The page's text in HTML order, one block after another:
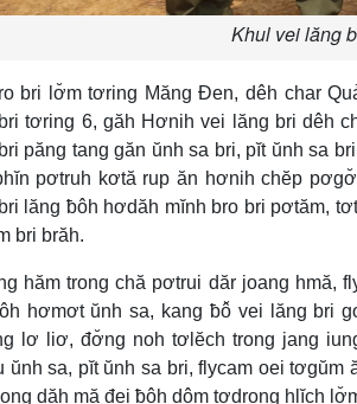
Khul vei lăng
bri lơ̆m tơring Măng Đen, dêh char
tơring 6, găh Hơnih vei lăng bri dêh
păng tang găn ŭnh sa bri, pĭt ŭnh sa
pơtruh kơtă rup ăn hơnih chĕp
lăng ƀôh hơdăh mĭnh bro bri pơtăm,
bri brăh.
hăm trong chă pơtrui dăr joang hmă,
hơmơt ŭnh sa, kang ƀô̆ vei lăng bri
lơ liơ, đơ̆ng noh tơlĕch trong jang
ŭnh sa, pĭt ŭnh sa bri, flycam oei tơgŭm
dăh mă đei ƀôh dôm tơdrong hlĭch